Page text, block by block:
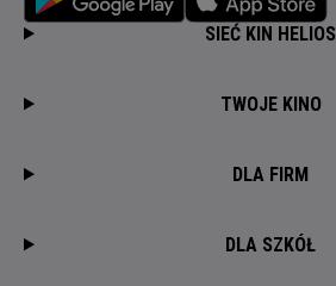
SIEĆ KIN HELIOS
TWOJE KINO
DLA FIRM
DLA SZKÓŁ